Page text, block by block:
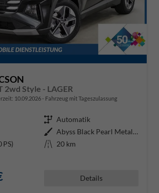
2wd Style - LAGER
10.09.2026 Fahrzeug mit Tageszulassung
Getriebe Automatik
Außenfarbe
Abyss Black Pearl Metallic ()
PS) Kilometerstand 20 km
Details